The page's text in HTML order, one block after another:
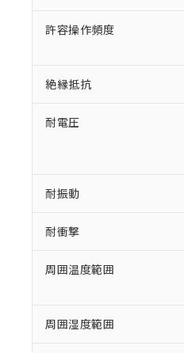
許容操作頻度
絶縁抵抗
耐電圧
耐振動
耐衝撃
周囲温度範囲
周囲湿度範囲